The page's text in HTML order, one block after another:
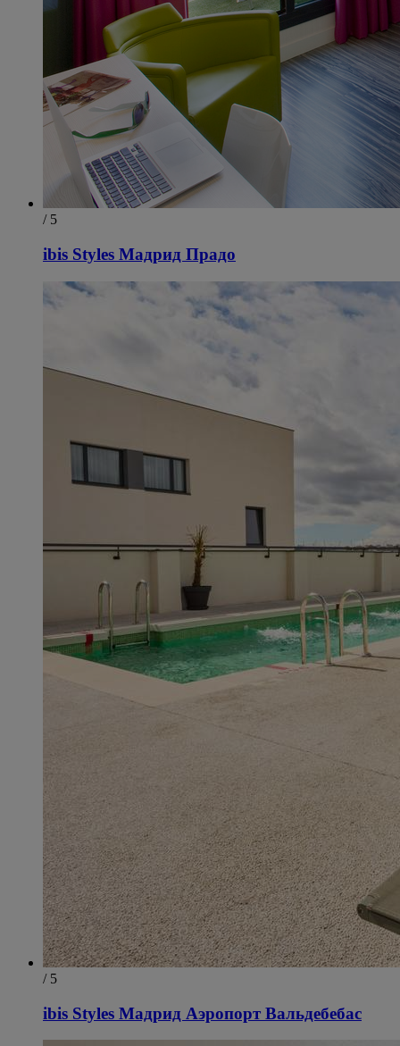
/ 5
ibis Styles Мадрид Прадо
/ 5
ibis Styles Мадрид Аэропорт Вальдебебас